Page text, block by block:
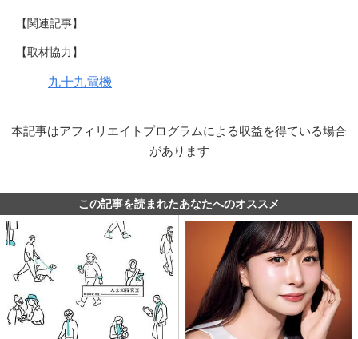
【関連記事】
【取材協力】
九十九電機
本記事はアフィリエイトプログラムによる収益を得ている場合
があります
この記事を読まれたあなたへのオススメ